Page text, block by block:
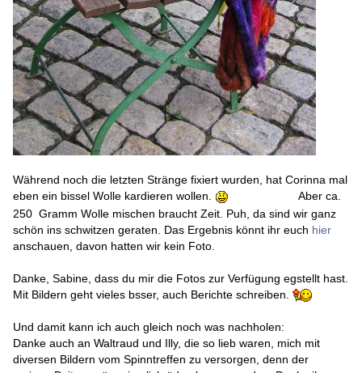
Während noch die letzten Stränge fixiert wurden, hat Corinna mal
eben ein bissel Wolle kardieren wollen.
Aber ca.
250 Gramm Wolle mischen braucht Zeit. Puh, da sind wir ganz
schön ins schwitzen geraten. Das Ergebnis könnt ihr euch hier
anschauen, davon hatten wir kein Foto.
Danke, Sabine, dass du mir die Fotos zur Verfügung egstellt hast.
Mit Bildern geht vieles bsser, auch Berichte schreiben.
Und damit kann ich auch gleich noch was nachholen:
Danke auch an Waltraud und Illy, die so lieb waren, mich mit
diversen Bildern vom Spinntreffen zu versorgen, denn der